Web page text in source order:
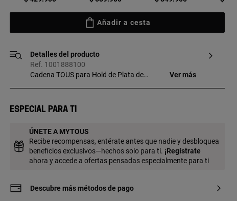
Añadir a cesta
Detalles del producto
Ref. 1001888100
Cadena TOUS para Hold de Plata de
Conecta anillas y cadenas para crear tus
anillas.
Ver más
Especial para ti
ÚNETE A MYTOUS
Recibe recompensas, entérate antes que nadie y desbloquea
beneficios exclusivos—hechos solo para ti. ¡Regístrate
ahora y accede a ofertas pensadas especialmente para ti
Descubre más métodos de pago